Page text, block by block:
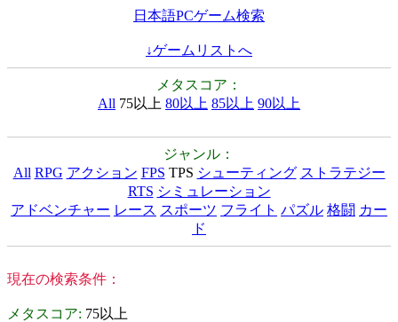
日本語PCゲーム検索
↓ゲームリストへ
メタスコア：
All 75以上 80以上 85以上 90以上
ジャンル：
All RPG アクション FPS TPS シューティング ストラテジー
RTS シミュレーション
アドベンチャー レース スポーツ フライト パズル 格闘 カー
ド
現在の検索条件：
メタスコア: 75以上